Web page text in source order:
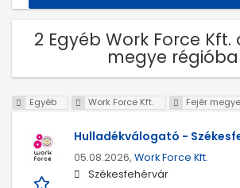
2 Egyéb Work Force Kft.
megye
Egyéb Work Force Kft. Fejér megye
Hulladékválogató -
05.08.2026, Work Force Kft.
Székesfehérvár